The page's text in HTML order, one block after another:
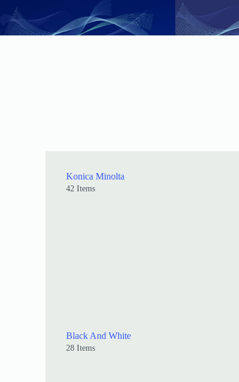
Konica Minolta
42 Items
Black And White
28 Items